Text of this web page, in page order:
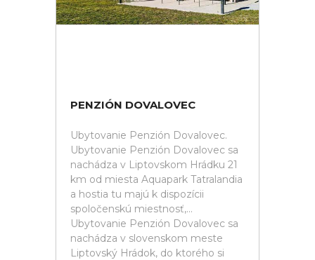
PENZIÓN DOVALOVEC
Ubytovanie Penzión Dovalovec.
Ubytovanie Penzión Dovalovec sa
nachádza v Liptovskom Hrádku 21
km od miesta Aquapark Tatralandia
a hostia tu majú k dispozícii
spoločenskú miestnosť,...
Ubytovanie Penzión Dovalovec sa
nachádza v slovenskom meste
Liptovský Hrádok, do ktorého si